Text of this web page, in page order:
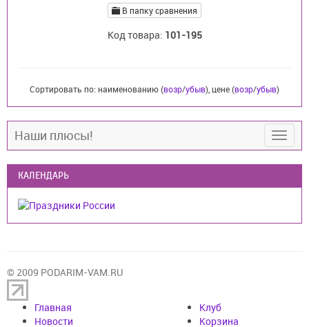
В папку сравнения
Код товара: 101-195
Сортировать по: наименованию (возр/убыв), цене (возр/убыв)
Наши плюсы!
КАЛЕНДАРЬ
© 2009 PODARIM-VAM.RU
Главная
Новости
Клуб
Корзина